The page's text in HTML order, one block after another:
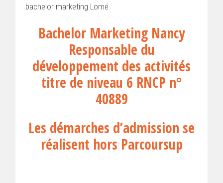
bachelor marketing Lomé
Bachelor Marketing Nancy
Responsable du
développement des activités
titre de niveau 6 RNCP n°
40889
Les démarches d’admission se
réalisent hors Parcoursup